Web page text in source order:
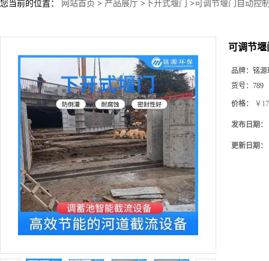
您当前的位置： 网站首页 > 产品展厅 > 下开式堰门 >可调节堰门自动控
可调节堰
品牌： 铭源
货号： 789
价格： ￥
发布日期：
更新日期：